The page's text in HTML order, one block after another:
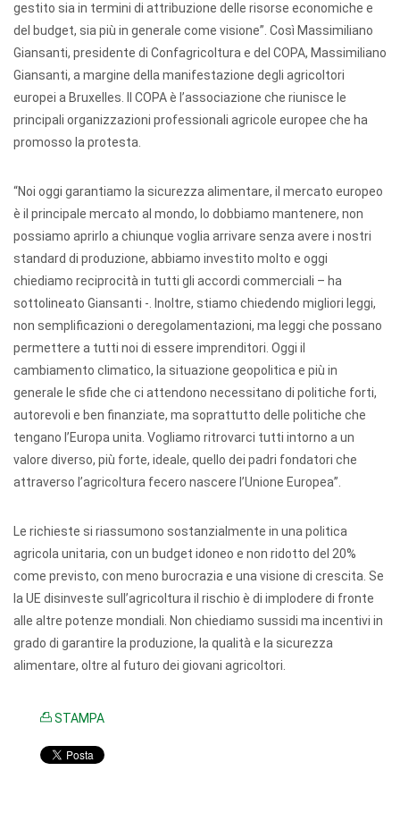
gestito sia in termini di attribuzione delle risorse economiche e
del budget, sia più in generale come visione”. Così Massimiliano
Giansanti, presidente di Confagricoltura e del COPA, Massimiliano
Giansanti, a margine della manifestazione degli agricoltori
europei a Bruxelles. Il COPA è l’associazione che riunisce le
principali organizzazioni professionali agricole europee che ha
promosso la protesta.
“Noi oggi garantiamo la sicurezza alimentare, il mercato europeo
è il principale mercato al mondo, lo dobbiamo mantenere, non
possiamo aprirlo a chiunque voglia arrivare senza avere i nostri
standard di produzione, abbiamo investito molto e oggi
chiediamo reciprocità in tutti gli accordi commerciali – ha
sottolineato Giansanti -. Inoltre, stiamo chiedendo migliori leggi,
non semplificazioni o deregolamentazioni, ma leggi che possano
permettere a tutti noi di essere imprenditori. Oggi il
cambiamento climatico, la situazione geopolitica e più in
generale le sfide che ci attendono necessitano di politiche forti,
autorevoli e ben finanziate, ma soprattutto delle politiche che
tengano l’Europa unita. Vogliamo ritrovarci tutti intorno a un
valore diverso, più forte, ideale, quello dei padri fondatori che
attraverso l’agricoltura fecero nascere l’Unione Europea”.
Le richieste si riassumono sostanzialmente in una politica
agricola unitaria, con un budget idoneo e non ridotto del 20%
come previsto, con meno burocrazia e una visione di crescita. Se
la UE disinveste sull’agricoltura il rischio è di implodere di fronte
alle altre potenze mondiali. Non chiediamo sussidi ma incentivi in
grado di garantire la produzione, la qualità e la sicurezza
alimentare, oltre al futuro dei giovani agricoltori.
STAMPA